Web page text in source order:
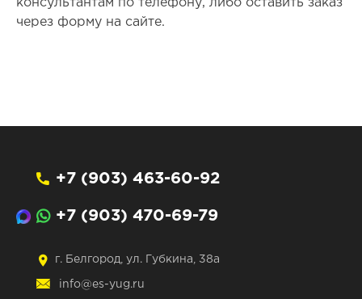
консультантам по телефону, либо оставить заказ
через форму на сайте.
+7 (903) 463-60-92
+7 (903) 470-69-79
г. Белгород, ул. Губкина, 38а
info@es-yug.ru